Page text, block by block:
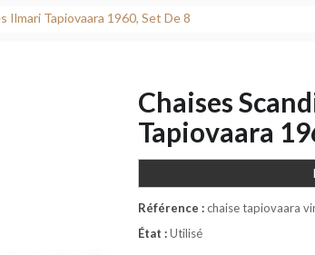
Ilmari Tapiovaara 1960, Set De 8
Chaises
Tapiovaara
Référence :chaise tapiovaara
État :Utilisé